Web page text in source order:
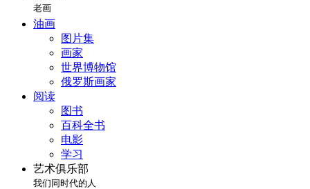
老画
油画
图片集
画家
世界博物馆
俄罗斯画家
阅读
图书
百科全书
电影
学习
艺术俱乐部
我们同时代的人